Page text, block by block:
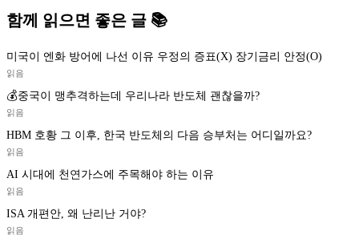
함께 읽으면 좋은 글 📚
미국이 엔화 방어에 나선 이유 우정의 증표(X) 장기금리 안정(O)
읽음
💰중국이 맹추격하는데 우리나라 반도체 괜찮을까?
읽음
HBM 호황 그 이후, 한국 반도체의 다음 승부처는 어디일까요?
읽음
AI 시대에 천연가스에 주목해야 하는 이유
읽음
ISA 개편안, 왜 난리난 거야?
읽음